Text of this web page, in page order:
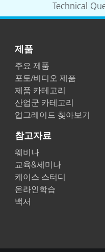
Technical
제품
주요 제품
포토/비디오 제품
제품 카테고리
산업군 카테고리
업그레이드 찾아보기
참고자료
웨비나
교육&세미나
케이스 스터디
온라인학습
백서